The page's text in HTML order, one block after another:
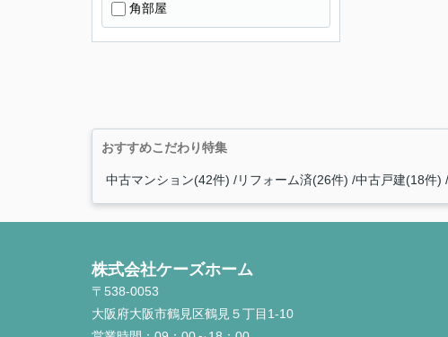
角部屋
おすすめこだわり特集
中古マンション(42件) リフォーム済(26件) 中古戸建(18件)
株式会社ケーズホーム
〒538-0053
大阪府大阪市鶴見区鶴見５丁目1-10